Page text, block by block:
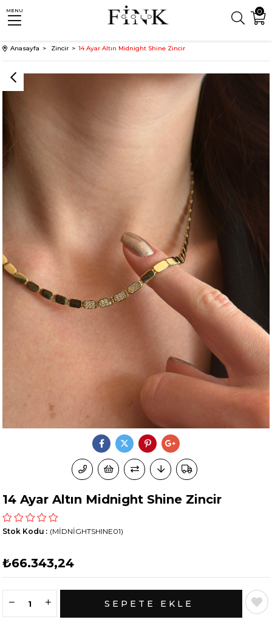
0
MENU
Anasayfa Zincir 14 Ayar Altın Midnight Shine Zincir
14 Ayar Altın Midnight Shine Zincir
(MİDNİGHTSHINE01)
Stok Kodu
₺66.343,24